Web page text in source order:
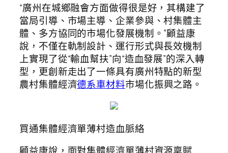
“廣州在城鄉融會方面做得很是好，其構建了
當局引導、市場主導、企業參與、村集體主
體、多方協同的市場化發展機制。”顧益康
說，不僅在軌制設計、運行形式與長效機制
上實現了從“輸血幫扶”向“造血發展”的深入轉
型，更創新走出了一條具有廣州特點的新型
農村集體經濟德系車材料市場化振興之路。
買通集體經濟單薄村造血脈絡